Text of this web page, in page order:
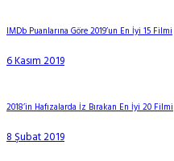
IMDb Puanlarına Göre 2019’un En İyi 15 Filmi
6 Kasım 2019
2018’in Hafızalarda İz Bırakan En İyi 20 Filmi
8 Şubat 2019